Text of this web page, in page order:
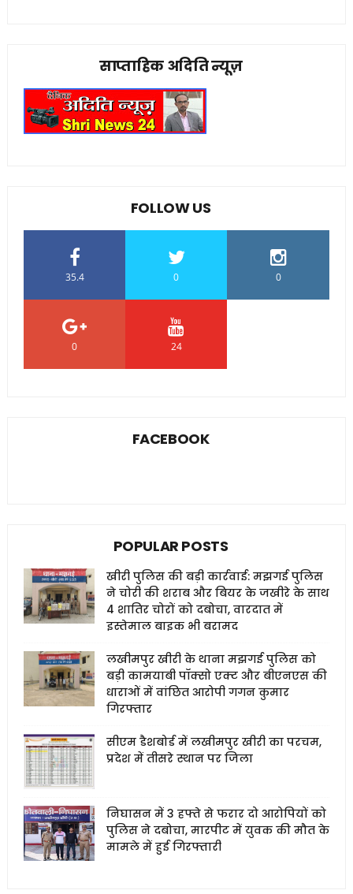
साप्ताहिक अदिति न्यूज़
FOLLOW US
35.4 0 0
0 24
FACEBOOK
POPULAR POSTS
खीरी पुलिस की बड़ी कार्रवाई: मझगई पुलिस
ने चोरी की शराब और बियर के जखीरे के साथ
4 शातिर चोरों को दबोचा, वारदात में
इस्तेमाल बाइक भी बरामद
लखीमपुर खीरी के थाना मझगई पुलिस को
बड़ी कामयाबी पॉक्सो एक्ट और बीएनएस की
धाराओं में वांछित आरोपी गगन कुमार
गिरफ्तार
सीएम डैशबोर्ड में लखीमपुर खीरी का परचम,
प्रदेश में तीसरे स्थान पर जिला
निघासन में 3 हफ्ते से फरार दो आरोपियों को
पुलिस ने दबोचा, मारपीट में युवक की मौत के
मामले में हुई गिरफ्तारी